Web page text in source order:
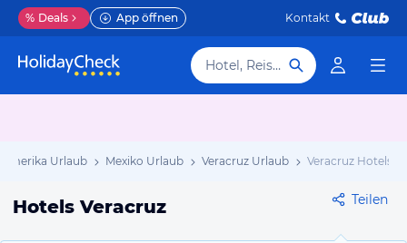
% Deals App öffnen Kontakt
Hotel, Reiseziel
Urlaub Mexiko Urlaub Veracruz Urlaub Veracruz Hotels
Hotels Veracruz Teilen